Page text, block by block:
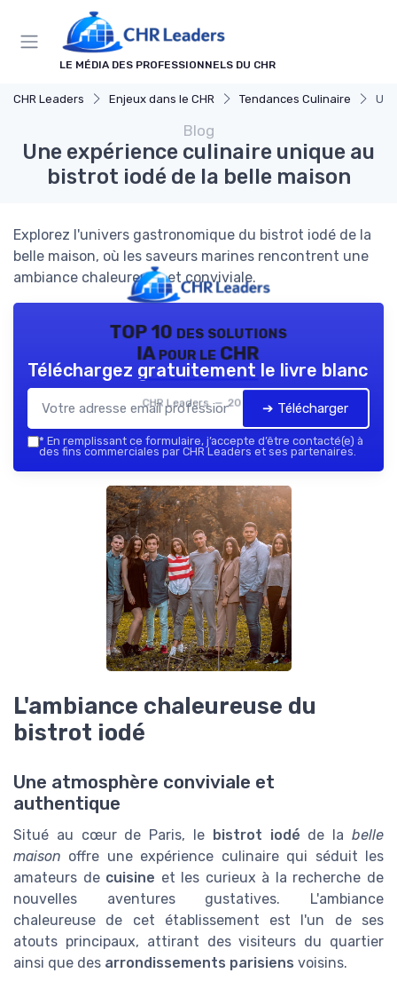
LE MÉDIA DES PROFESSIONNELS DU CHR
CHR Leaders Enjeux dans le CHR Tendances Culinaire
Blog
Une expérience culinaire unique au
bistrot iodé de la belle maison
Explorez l'univers gastronomique du bistrot iodé de la
belle maison, où les saveurs marines rencontrent une
ambiance chaleureuse et conviviale.
TOP 10 des solutions
IA pour le CHR
CHR Leaders — 2026
Téléchargez gratuitement le livre blanc
➔ Télécharger
* En remplissant ce formulaire, j’accepte d’être contacté(e) à
des fins commerciales par CHR Leaders et ses partenaires.
L'ambiance chaleureuse du
bistrot iodé
Une atmosphère conviviale et
authentique
Situé au cœur de Paris, le bistrot iodé de labelle
maison offre une expérience culinaire qui séduit les
amateurs de cuisine et les curieux à la recherche de
nouvelles aventures gustatives. L'ambiance
chaleureuse de cet établissement est l'un de ses
atouts principaux, attirant des visiteurs du quartier
ainsi que des arrondissements parisiens voisins.
Panneau de gestion des cookies